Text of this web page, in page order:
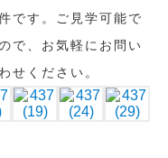
です。ご見学可能で
で、お気軽にお問い
せください。